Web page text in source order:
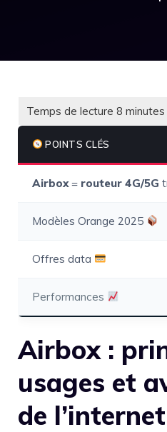
POINTS CLÉS
Airbox= routeur 4G/5G
Modèles Orange 2025
Offres data
Performances
Airbox :
usages et
de